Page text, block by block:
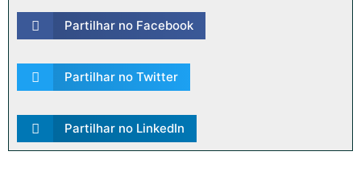
Partilhar no Facebook
Partilhar no Twitter
Partilhar no LinkedIn